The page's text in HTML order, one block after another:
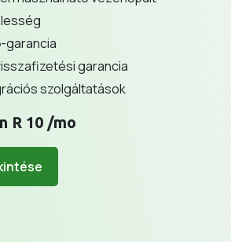
garancia
garancia
szolgáltatások
R 10 /mo